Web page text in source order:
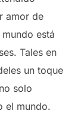
amor de
está
Tales en
un toque
solo
el mundo.